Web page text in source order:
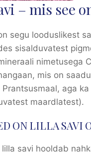
– mis see
segu looduslikest
sisalduvatest
nimetusega
mis on
aga
maardlatest).
ON LILLA SAVI
savi hooldab